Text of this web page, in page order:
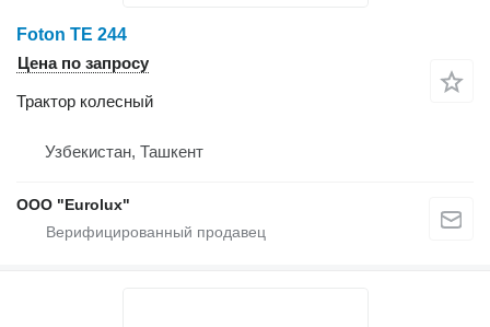
Foton TE 244
Цена по запросу
Трактор колесный
Узбекистан, Ташкент
ООО "Eurolux"